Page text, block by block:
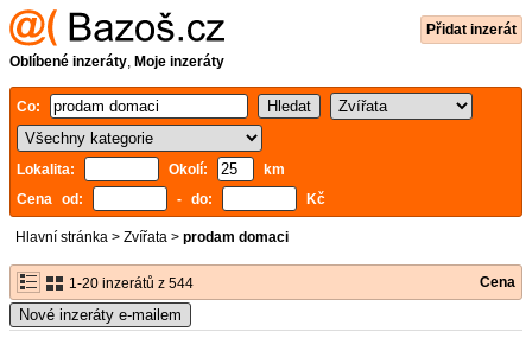
Přidat inzerát
Oblíbené inzeráty, Moje inzeráty
Co:
Lokalita: Okolí:
km
Cena od:
- do: Kč
Hlavní stránka > Zvířata > prodam domaci
1-20 inzerátů z 544 Cena
Nové inzeráty e-mailem